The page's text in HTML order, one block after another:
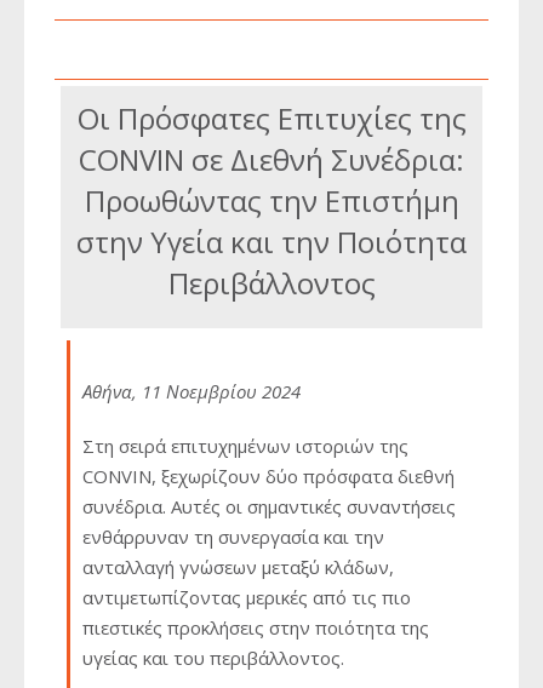
Οι Πρόσφατες Επιτυχίες της
CONVIN σε Διεθνή Συνέδρια:
Προωθώντας την Επιστήμη
στην Υγεία και την Ποιότητα
Περιβάλλοντος
Αθήνα, 11 Νοεμβρίου 2024
Στη σειρά επιτυχημένων ιστοριών της
CONVIN, ξεχωρίζουν δύο πρόσφατα διεθνή
συνέδρια. Αυτές οι σημαντικές συναντήσεις
ενθάρρυναν τη συνεργασία και την
ανταλλαγή γνώσεων μεταξύ κλάδων,
αντιμετωπίζοντας μερικές από τις πιο
πιεστικές προκλήσεις στην ποιότητα της
υγείας και του περιβάλλοντος.